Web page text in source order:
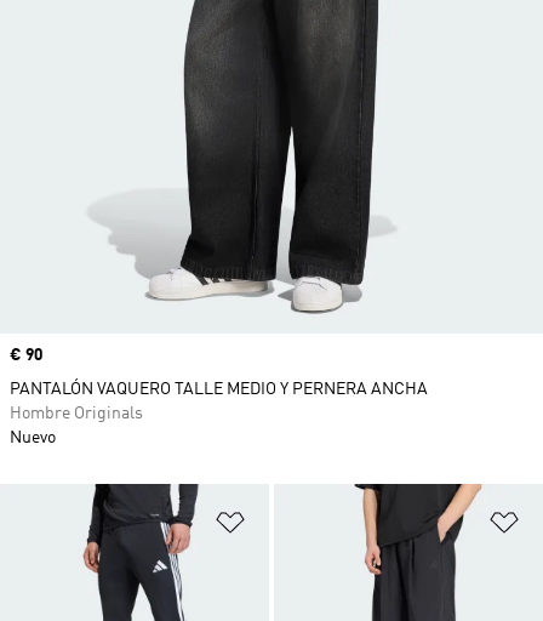
Añadir a la lista de deseos
Precio
€ 90
PANTALÓN VAQUERO TALLE MEDIO Y PERNERA ANCHA
Hombre Originals
Nuevo